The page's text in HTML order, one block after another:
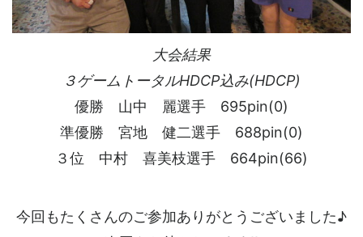
大会結果
３ゲームトータルHDCP込み(HDCP)
優勝 山中 麗選手 695pin(0)
準優勝 宮地 健二選手 688pin(0)
３位 中村 喜美枝選手 664pin(66)
今回もたくさんのご参加ありがとうございました♪